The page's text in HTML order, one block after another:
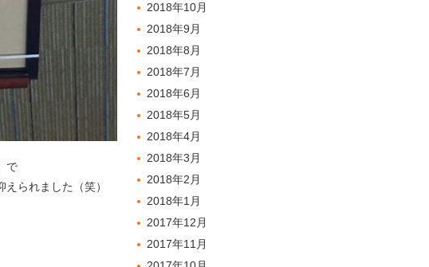
で
られました（笑）
2018年10月
2018年9月
2018年8月
2018年7月
2018年6月
2018年5月
2018年4月
2018年3月
2018年2月
2018年1月
2017年12月
2017年11月